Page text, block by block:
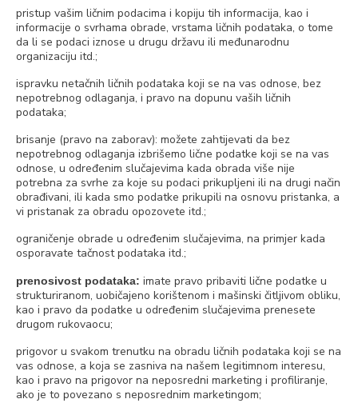
pristup vašim ličnim podacima i kopiju tih informacija, kao i
informacije o svrhama obrade, vrstama ličnih podataka, o tome
da li se podaci iznose u drugu državu ili međunarodnu
organizaciju itd.;
ispravku netačnih ličnih podataka koji se na vas odnose, bez
nepotrebnog odlaganja, i pravo na dopunu vaših ličnih
podataka;
brisanje (pravo na zaborav): možete zahtijevati da bez
nepotrebnog odlaganja izbrišemo lične podatke koji se na vas
odnose, u određenim slučajevima kada obrada više nije
potrebna za svrhe za koje su podaci prikupljeni ili na drugi način
obrađivani, ili kada smo podatke prikupili na osnovu pristanka, a
vi pristanak za obradu opozovete itd.;
ograničenje obrade u određenim slučajevima, na primjer kada
osporavate tačnost podataka itd.;
prenosivost podataka: imate pravo pribaviti lične podatke u
strukturiranom, uobičajeno korištenom i mašinski čitljivom obliku,
kao i pravo da podatke u određenim slučajevima prenesete
drugom rukovaocu;
prigovor u svakom trenutku na obradu ličnih podataka koji se na
vas odnose, a koja se zasniva na našem legitimnom interesu,
kao i pravo na prigovor na neposredni marketing i profiliranje,
ako je to povezano s neposrednim marketingom;